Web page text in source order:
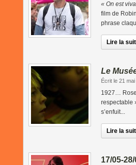
« On est
film de
phrase
Lire la
Le
Écrit le 21
1927…
respectable
s’enfuit...
Lire la
17/05-